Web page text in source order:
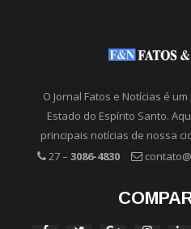
O Jornal Fatos e Notícias é
Estado do Espírito Santo.
principais notícias de nossa
27 – 3086-4830